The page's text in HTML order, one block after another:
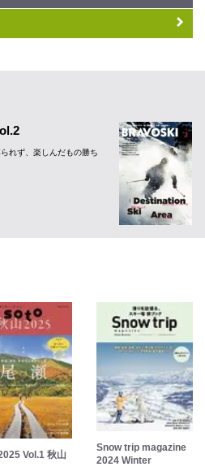
れず、楽しんだもの勝ち
Vol.1 秋山
Snow trip magazine
2024 Winter